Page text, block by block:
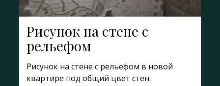
Рисунок на стене с
рельефом
Рисунок на стене с рельефом в новой
квартире под общий цвет стен.